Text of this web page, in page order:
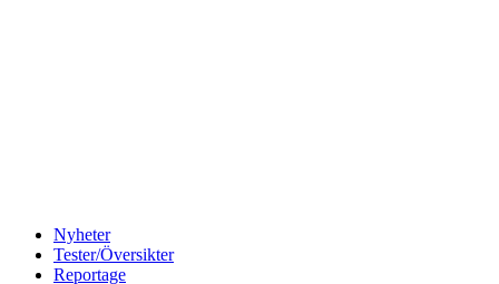
Nyheter
Tester/Översikter
Reportage